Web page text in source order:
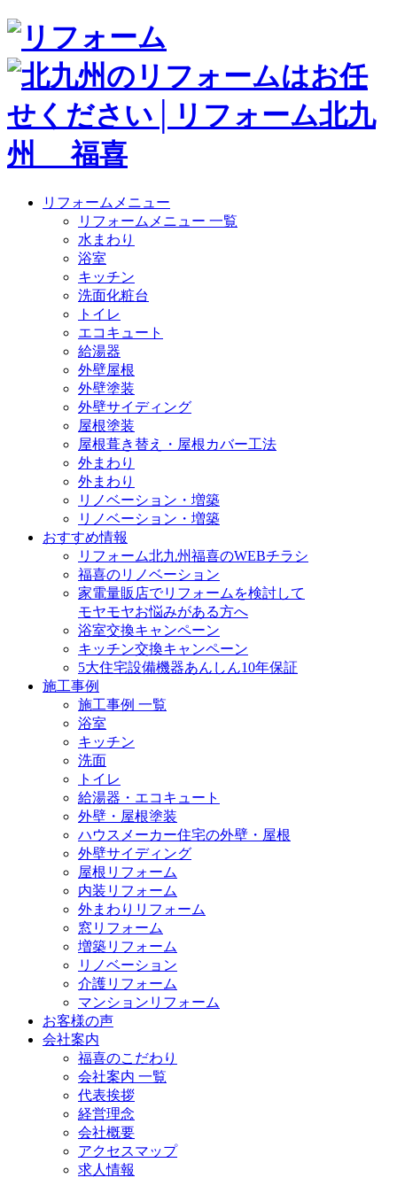
リフォームメニュー
リフォームメニュー 一覧
水まわり
浴室
キッチン
洗面化粧台
トイレ
エコキュート
給湯器
外壁屋根
外壁塗装
外壁サイディング
屋根塗装
屋根葺き替え・屋根カバー工法
外まわり
外まわり
リノベーション・増築
リノベーション・増築
おすすめ情報
リフォーム北九州福喜のWEBチラシ
福喜のリノベーション
家電量販店でリフォームを検討して
モヤモヤお悩みがある方へ
浴室交換キャンペーン
キッチン交換キャンペーン
5大住宅設備機器あんしん10年保証
施工事例
施工事例 一覧
浴室
キッチン
洗面
トイレ
給湯器・エコキュート
外壁・屋根塗装
ハウスメーカー住宅の外壁・屋根
外壁サイディング
屋根リフォーム
内装リフォーム
外まわりリフォーム
窓リフォーム
増築リフォーム
リノベーション
介護リフォーム
マンションリフォーム
お客様の声
会社案内
福喜のこだわり
会社案内 一覧
代表挨拶
経営理念
会社概要
アクセスマップ
求人情報